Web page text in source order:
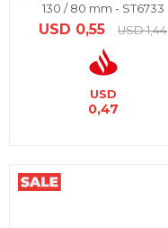
130 / 80 mm - ST6733
USD 0,55 USD 1,44
USD
0,47